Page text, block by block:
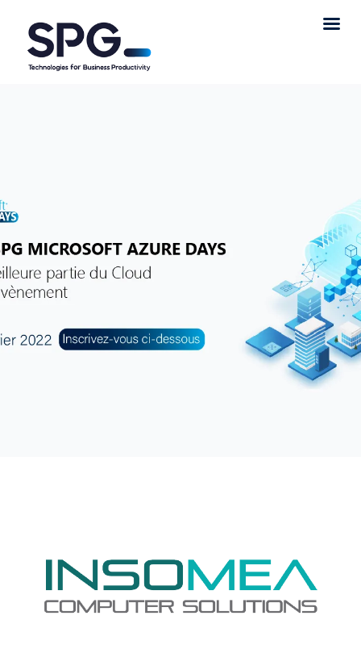
1 Webinaire:
-Sentinel : Une veille permanente à vos côtés.Une analytique
de sécurité intelligente pour l’ensemble de votre organisation.